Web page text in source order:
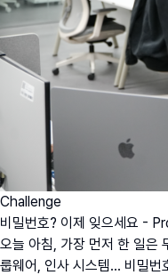
Challenge
비밀번호? 이제 잊으세요 -
오늘 아침, 가장 먼저 한 일은
룹웨어, 인사 시스템… 비밀번